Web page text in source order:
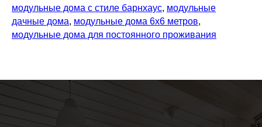
модульные дома с стиле барнхаус, модульные
дачные дома, модульные дома 6х6 метров,
модульные дома для постоянного проживания